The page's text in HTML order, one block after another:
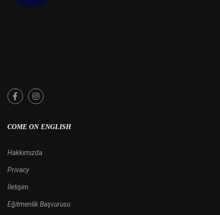
COME ON ENGLISH
Hakkımızda
Privacy
İletişim
Eğitmenlik Başvurusu